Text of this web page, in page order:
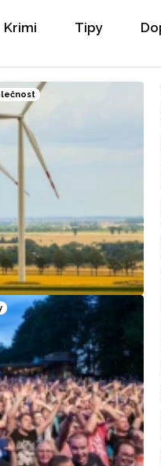
Krimi Tipy